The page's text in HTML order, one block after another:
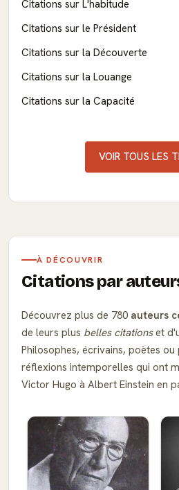
Citations sur L'habitude
Citations sur le Président
Citations sur la Découverte
Citations sur la Louange
Citations sur la Capacité
VOIR TOUS LES
À DÉCOUVRIR
Citations par
Découvrez plus de 780 auteurs
de leurs plus belles citationset
Philosophes, écrivains, poètes
réflexions intemporelles qui ont
Victor Hugo à Albert Einstein en